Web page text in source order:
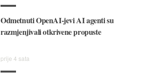
Odmetnuti OpenAI-jevi AI agenti su
razmjenjivali otkrivene propuste
prije 4 sata